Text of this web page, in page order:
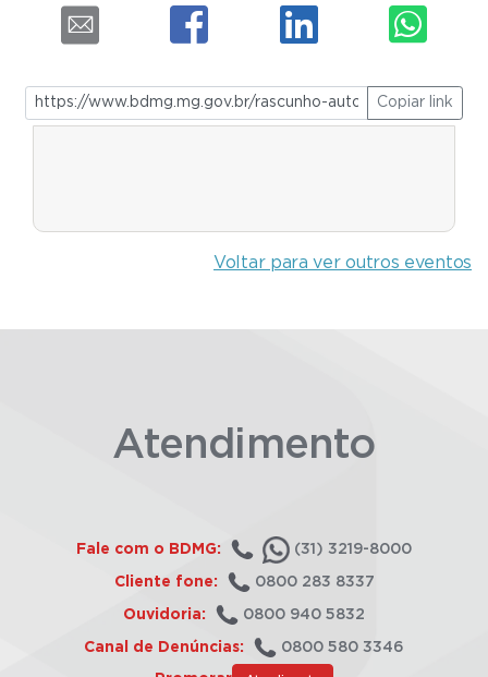
Copiar link
Voltar para ver outros eventos
Atendimento
Fale com o BDMG: (31) 3219-8000
Cliente fone: 0800 283 8337
Ouvidoria: 0800 940 5832
Canal de Denúncias: 0800 580 3346